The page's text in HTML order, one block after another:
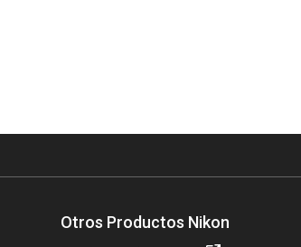
Otros Productos Nikon